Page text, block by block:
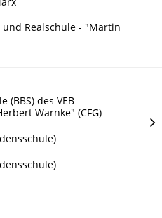
Realschule - "Martin
(BBS) des VEB
Warnke" (CFG)